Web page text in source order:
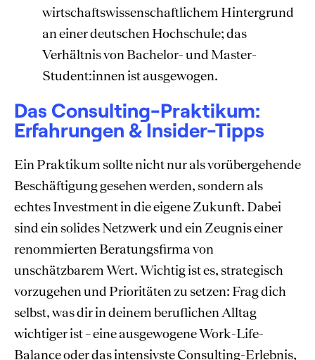
wirtschaftswissenschaftlichem Hintergrund
an einer deutschen Hochschule; das
Verhältnis von Bachelor- und Master-
Student:innen ist ausgewogen.
Das Consulting-Praktikum:
Erfahrungen & Insider-Tipps
Ein Praktikum sollte nicht nur als vorübergehende
Beschäftigung gesehen werden, sondern als
echtes Investment in die eigene Zukunft. Dabei
sind ein solides Netzwerk und ein Zeugnis einer
renommierten Beratungsfirma von
unschätzbarem Wert. Wichtig ist es, strategisch
vorzugehen und Prioritäten zu setzen: Frag dich
selbst, was dir in deinem beruflichen Alltag
wichtiger ist – eine ausgewogene Work-Life-
Balance oder das intensivste Consulting-Erlebnis,